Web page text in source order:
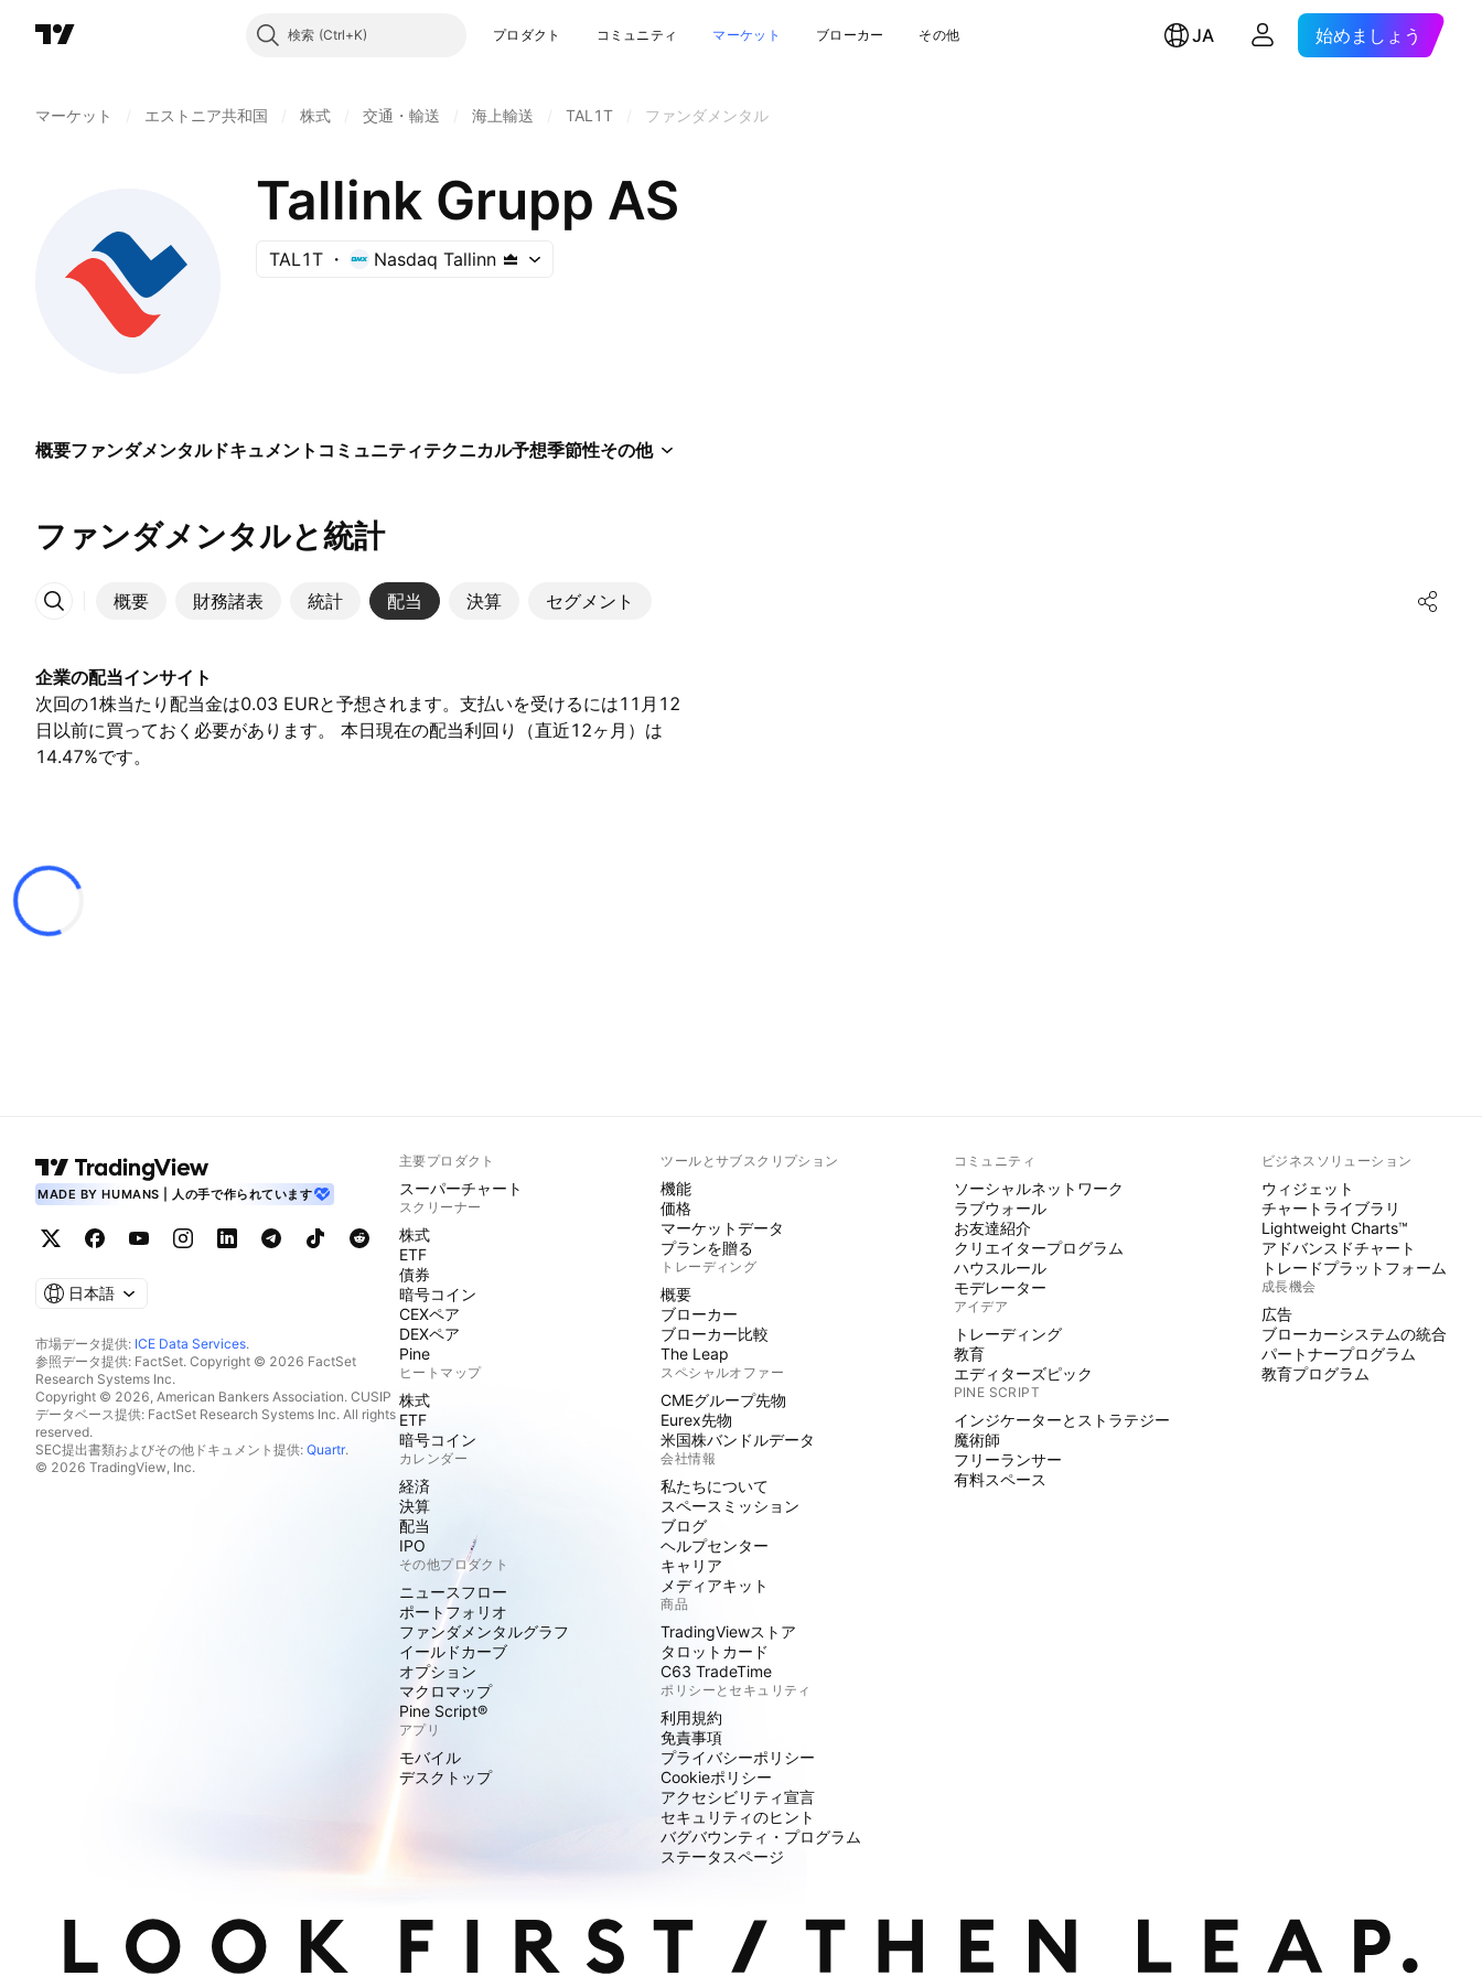
検索 プロダクト コミュニティ マーケット ブローカー その他 JA 始めましょう
マーケット エストニア共和国 株式 交通・輸送 海上輸送 TAL1T ファンダメンタル
Tallink Grupp AS
TAL1T Nasdaq Tallinn
概要ファンダメンタルドキュメント コミュニティテクニカル予想季節性その他
ファンダメンタルと統計
概要 財務諸表 統計 配当 決算 セグメント
その他
企業の配当インサイト
次回の1株当たり配当金は0.03 EURと予想されます。支払いを受けるには11月12
日以前に買っておく必要があります。 本日現在の配当利回り（直近12ヶ月）は
14.47%です。
MADE BY HUMANS | 人の手で作られています
日本語
市場データ提供: ICE Data Services.
参照データ提供: FactSet. Copyright © 2026 FactSet
Research Systems Inc.
Copyright © 2026, American Bankers Association. CUSIP
データベース提供: FactSet Research Systems Inc. All rights
reserved.
SEC提出書類およびその他ドキュメント提供: Quartr.
© 2026 TradingView, Inc.
主要プロダクト
スーパーチャート
スクリーナー
株式
ETF
債券
暗号コイン
CEXペア
DEXペア
Pine
ヒートマップ
株式
ETF
暗号コイン
カレンダー
経済
決算
配当
IPO
その他プロダクト
ニュースフロー
ポートフォリオ
ファンダメンタルグラフ
イールドカーブ
オプション
マクロマップ
Pine Script®
アプリ
モバイル
デスクトップ
ツールとサブスクリプション
機能
価格
マーケットデータ
プランを贈る
トレーディング
概要
ブローカー
ブローカー比較
The Leap
スペシャルオファー
CMEグループ先物
Eurex先物
米国株バンドルデータ
会社情報
私たちについて
スペースミッション
ブログ
ヘルプセンター
キャリア
メディアキット
商品
TradingViewストア
タロットカード
C63 TradeTime
ポリシーとセキュリティ
利用規約
免責事項
プライバシーポリシー
Cookieポリシー
アクセシビリティ宣言
セキュリティのヒント
バグバウンティ・プログラム
ステータスページ
コミュニティ
ソーシャルネットワーク
ラブウォール
お友達紹介
クリエイタープログラム
ハウスルール
モデレーター
アイデア
トレーディング
教育
エディターズピック
PINE SCRIPT
インジケーターとストラテジー
魔術師
フリーランサー
有料スペース
ビジネスソリューション
ウィジェット
チャートライブラリ
Lightweight Charts™
アドバンスドチャート
トレードプラットフォーム
成長機会
広告
ブローカーシステムの統合
パートナープログラム
教育プログラム